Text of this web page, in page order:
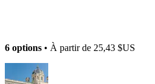
6 options • À partir de 25,43 $US